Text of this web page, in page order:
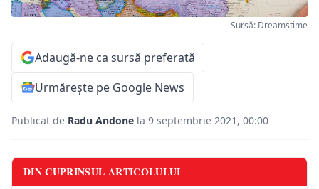
Sursă: Dreamstime
Adaugă-ne ca sursă preferată
Urmărește pe Google News
Publicat de Radu Andone la 9 septembrie 2021, 00:00
DIN CUPRINSUL ARTICOLULUI